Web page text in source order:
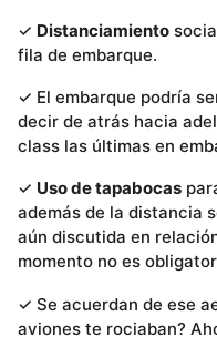
✓ Distanciamiento
fila de embarque.
✓ El embarque podría
decir de atrás hacia
class las últimas en
✓ Uso de tapabocas
además de la distancia
aún discutida en
momento no es
✓ Se acuerdan de ese
aviones te rociaban?